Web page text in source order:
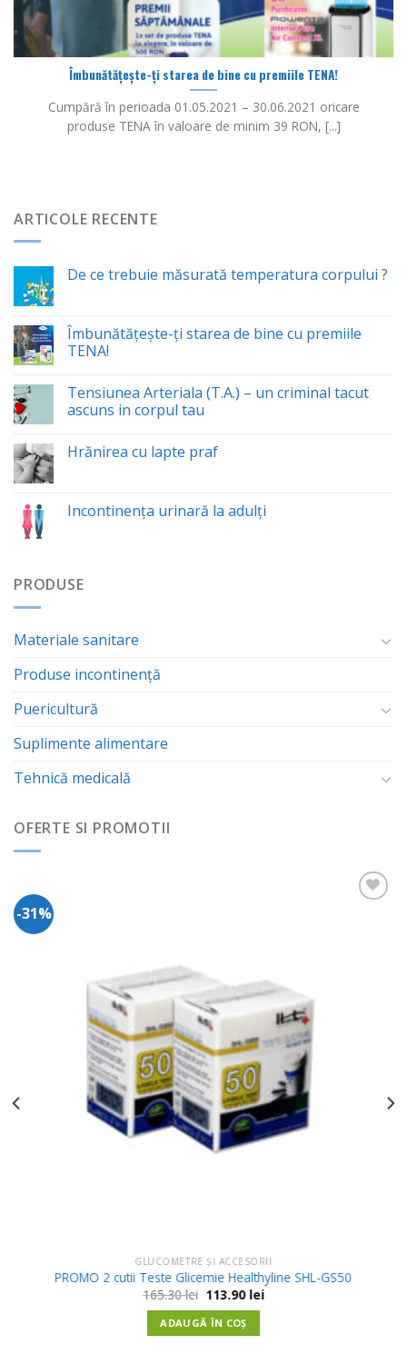
ARTICOLE RECENTE
De ce trebuie măsurată temperatura corpului ?
Îmbunătăţeşte-ţi starea de bine cu premiile
TENA!
Tensiunea Arteriala (T.A.) – un criminal tacut
ascuns in corpul tau
Hrănirea cu lapte praf
Incontinența urinară la adulți
PRODUSE
Materiale sanitare
Produse incontinență
Puericultură
Suplimente alimentare
Tehnică medicală
OFERTE SI PROMOTII
-31%
GLUCOMETRE ȘI ACCESORII
PROMO 2 cutii Teste Glicemie Healthyline SHL-GS50
165.30lei Prețul
inițial
a
fost:
165.30 lei.
113.90 leiPrețul
curent
ADAUGĂ ÎN COȘ
Îmbunătăţeşte-ţi starea de bine cu premiile TENA!
Cumpără în perioada 01.05.2021 – 30.06.2021 oricare
produse TENA în valoare de minim 39 RON, [...]